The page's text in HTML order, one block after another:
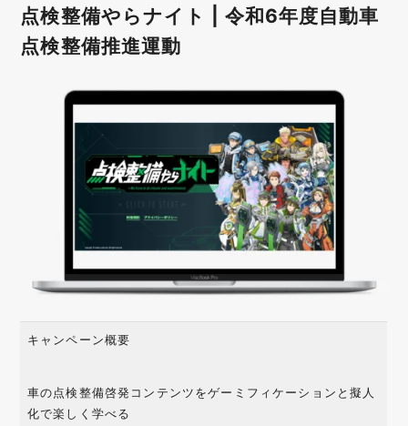
点検整備やらナイト | 令和6年度自動車
点検整備推進運動
キャンペーン概要
車の点検整備啓発コンテンツをゲーミフィケーションと擬人
化で楽しく学べる